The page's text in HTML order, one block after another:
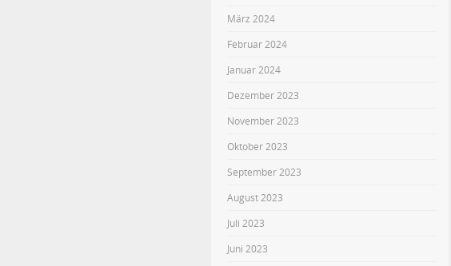
März 2024
Februar 2024
Januar 2024
Dezember 2023
November 2023
Oktober 2023
September 2023
August 2023
Juli 2023
Juni 2023